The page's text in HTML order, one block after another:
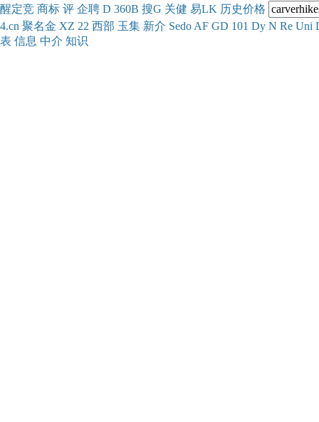
醒定竞 商标 评 企聘 D 360B 搜G 关健 易LK 历史价格
4.cn 聚名金 XZ 22 西部 玉集 新介 Sedo AF GD 101 Dy N Re Uni
表 信息 中介 知识